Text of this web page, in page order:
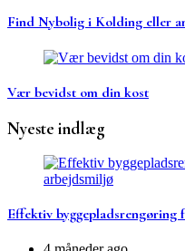
Find Nybolig i Kolding eller
Vær bevidst om din kost
Nyeste indlæg
Effektiv